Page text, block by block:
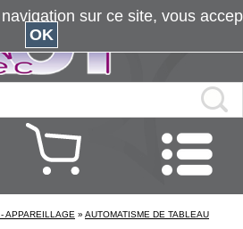
APPAREILLAGE » AUTOMATISME DE TABLEAU
sur ce site, vous
OK